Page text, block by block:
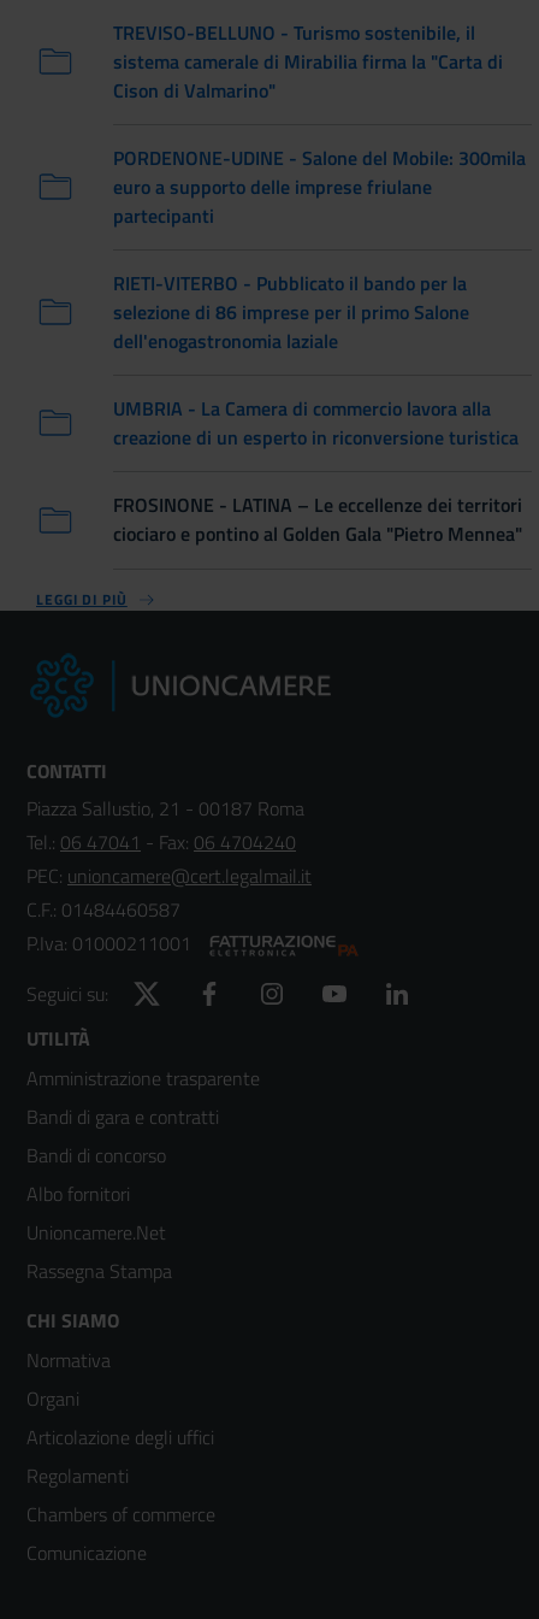
TREVISO-BELLUNO - Turismo sostenibile, il
sistema camerale di Mirabilia firma la "Carta di
Cison di Valmarino"
PORDENONE-UDINE - Salone del Mobile: 300mila
euro a supporto delle imprese friulane
partecipanti
RIETI-VITERBO - Pubblicato il bando per la
selezione di 86 imprese per il primo Salone
dell'enogastronomia laziale
UMBRIA - La Camera di commercio lavora alla
creazione di un esperto in riconversione turistica
FROSINONE - LATINA – Le eccellenze dei territori
ciociaro e pontino al Golden Gala "Pietro Mennea"
LEGGI DI PIÙ
CONTATTI
Piazza Sallustio, 21 - 00187 Roma
Tel.: 06 47041 - Fax: 06 4704240
PEC: unioncamere@cert.legalmail.it
C.F.: 01484460587
P.Iva: 01000211001
Seguici su:
Twitter Facebook Instagram YouTube
Footer
menù
colonna
2
UTILITÀ
Amministrazione trasparente
Bandi di gara e contratti
Bandi di concorso
Albo fornitori
Unioncamere.Net
Rassegna Stampa
Footer
menù
colonna
3
CHI SIAMO
Normativa
Organi
Articolazione degli uffici
Regolamenti
Chambers of commerce
Comunicazione